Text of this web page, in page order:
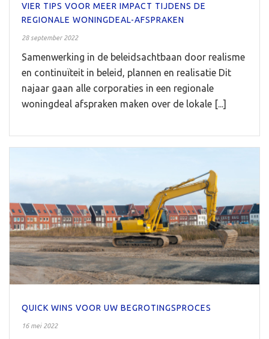
VIER TIPS VOOR MEER IMPACT TIJDENS DE
REGIONALE WONINGDEAL-AFSPRAKEN
28 september 2022
Samenwerking in de beleidsachtbaan door realisme
en continuïteit in beleid, plannen en realisatie Dit
najaar gaan alle corporaties in een regionale
woningdeal afspraken maken over de lokale [...]
QUICK WINS VOOR UW BEGROTINGSPROCES
16 mei 2022